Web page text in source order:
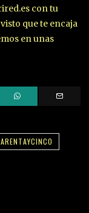
con tu
que te encaja
en unas